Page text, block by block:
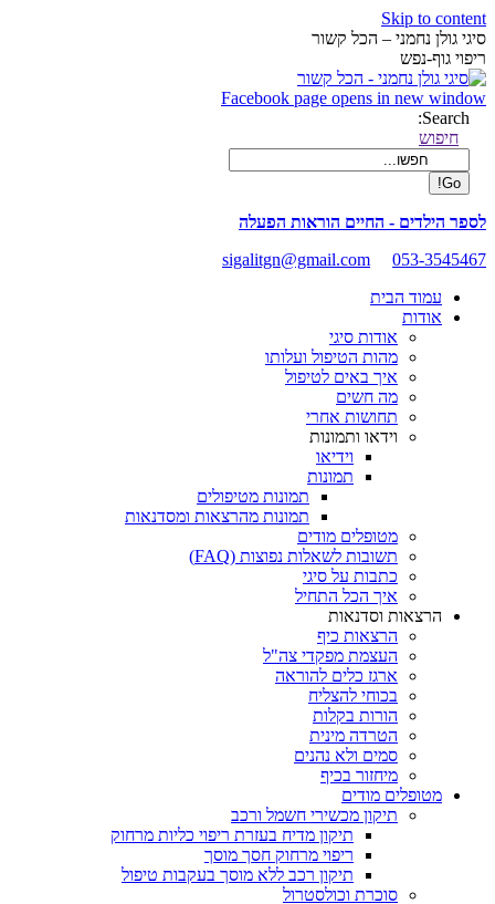
Skip to content
סיגי גולן נחמני – הכל קשור
ריפוי גוף-נפש
Facebook page opens in new window
Search:
חיפוש
לספר הילדים - החיים הוראות הפעלה
sigalitgn@gmail.com
053-3545467
עמוד הבית
אודות
אודות סיגי
מהות הטיפול ועלותו
איך באים לטיפול
מה חשים
תחושות אחרי
וידאו ותמונות
וידיאו
תמונות
תמונות מטיפולים
תמונות מהרצאות ומסדנאות
מטופלים מודים
תשובות לשאלות נפוצות (FAQ)
כתבות על סיגי
איך הכל התחיל
הרצאות וסדנאות
הרצאות כיף
העצמת מפקדי צה"ל
ארגז כלים להוראה
בכוחי להצליח
הורות בקלות
הטרדה מינית
סמים ולא נהנים
מיחזור בכיף
מטופלים מודים
תיקון מכשירי חשמל ורכב
תיקון מדיח בעזרת ריפוי כליות מרחוק
ריפוי מרחוק חסך מוסך
תיקון רכב ללא מוסך בעקבות טיפול
סוכרת וכולסטרול